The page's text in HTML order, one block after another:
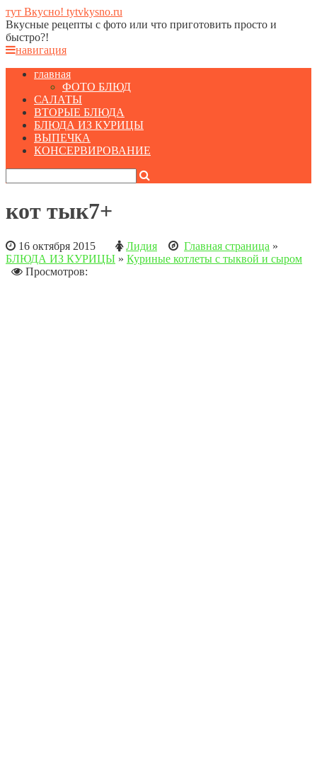
тут Вкусно! tytvkysno.ru
Вкусные рецепты с фото или что приготовить просто и
быстро?!
навигация
главная
ФОТО БЛЮД
САЛАТЫ
ВТОРЫЕ БЛЮДА
БЛЮДА ИЗ КУРИЦЫ
ВЫПЕЧКА
КОНСЕРВИРОВАНИЕ
кот тык7+
16 октября 2015 Лидия Главная страница »
БЛЮДА ИЗ КУРИЦЫ » Куриные котлеты с тыквой и сыром
Просмотров: